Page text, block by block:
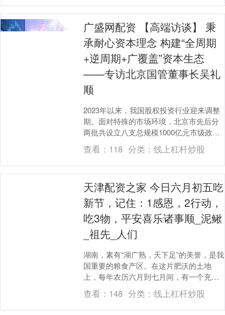
广盛网配资 【高端访谈】 秉
承耐心资本理念 构建“全周期
+逆周期+广覆盖”资本生态
——专访北京国管董事长吴礼
顺
2023年以来，我国股权投资行业迎来调整
期。面对特殊的市场环境，北京市先后分
两批共设立八支总规模1000亿元市级政府
投资基金，担当“耐心资本”加大对科技创新
关键....
查看： 118 分类： 线上杠杆炒股
天津配资之家 今日六月初五吃
新节，记住：1感恩，2行动，
吃3物，平安喜乐诸事顺_泥鳅
_祖先_人们
湖南，素有“湖广熟，天下足”的美誉，是我
国重要的粮食产区。在这片肥沃的土地
上，每年农历六月到七月间，有一个充满
丰收喜悦的节日——“吃新节”。今日（六月
初五），正....
查看： 148 分类： 线上杠杆炒股